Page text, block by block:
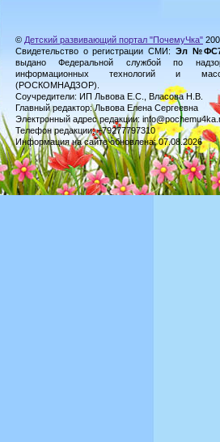
© Детский развивающий портал "ПочемуЧка"
Свидетельство о регистрации СМИ: Эл
выдано Федеральной службой по
информационных технологий и
(РОСКОМНАДЗОР).
Соучредители: ИП Львова Е.С., Власова Н.В.
Главный редактор: Львова Елена Сергеевна
Электронный адрес редакции:
Телефон редакции: +79277797310
Информация на сайте обновлена: 07.08.2026